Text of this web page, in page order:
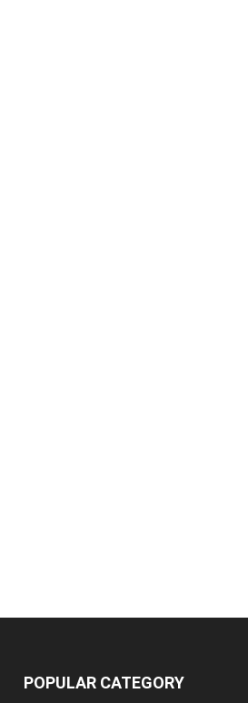
POPULAR CATEGORY